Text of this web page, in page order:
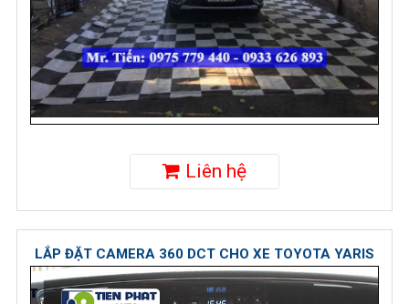
Liên hệ
LẮP ĐẶT CAMERA 360 DCT CHO XE TOYOTA YARIS